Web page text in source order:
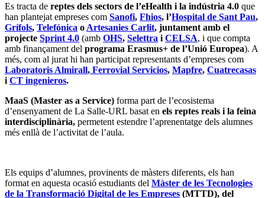
Es tracta de reptes dels sectors de l’eHealth i la indústria 4.0 que
han plantejat empreses com Sanofi, Fhios, l’Hospital de Sant Pau,
Grífols, Telefónica o Artesanies Carlit, juntament amb el
projecte Sprint 4.0 (amb OHS, Selettra i CELSA, i que compta
amb finançament del programa Erasmus+ de l’Unió Europea). A
més, com al jurat hi han participat representants d’empreses com
Laboratoris Almirall, Ferrovial Servicios, Mapfre, Cuatrecasas
i CT ingenieros.
MaaS (Master as a Service) forma part de l’ecosistema
d’ensenyament de La Salle-URL basat en els reptes reals i la feina
interdisciplinària, permetent estendre l’aprenentatge dels alumnes
més enllà de l’activitat de l’aula.
Els equips d’alumnes, provinents de màsters diferents, els han
format en aquesta ocasió estudiants del Màster de les Tecnologies
de la Transformació Digital de les Empreses (MTTD), del